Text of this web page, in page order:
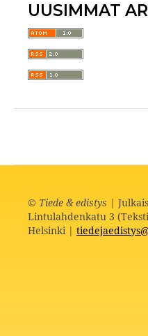
UUSIMMAT
© Tiede & edistys |
Lintulahdenkatu 3
Helsinki |